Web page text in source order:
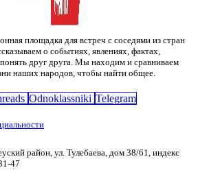
площадка для встреч с соседями из стран
о событиях, явлениях, фактах,
друг друга. Мы находим и сравниваем
наших народов, чтобы найти общее.
Odnoklassniki Telegram
район, ул. Тулебаева, дом 38/61, индекс
47